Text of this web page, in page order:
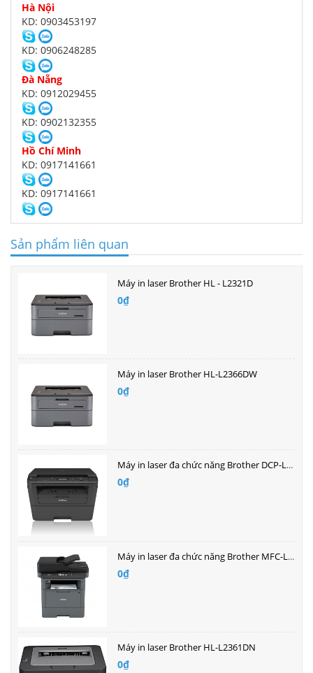
Hà Nội
KD: 0903453197
KD: 0906248285
Đà Nẵng
KD: 0912029455
KD: 0902132355
Hồ Chí Minh
KD: 0917141661
KD: 0917141661
Sản phẩm liên quan
Máy in laser Brother HL - L2321D
0₫
Máy in laser Brother HL-L2366DW
0₫
Máy in laser đa chức năng Brother DCP-L2520D
0₫
Máy in laser đa chức năng Brother MFC-L5700DN
0₫
Máy in laser Brother HL-L2361DN
0₫